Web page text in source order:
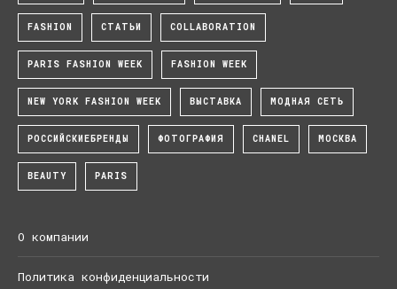
FASHION СТАТЬИ COLLABORATION
PARIS FASHION WEEK FASHION WEEK
NEW YORK FASHION WEEK ВЫСТАВКА МОДНАЯ СЕТЬ
РОССИЙСКИЕБРЕНДЫ ФОТОГРАФИЯ CHANEL МОСКВА
BEAUTY PARIS
О компании
Политика конфиденциальности